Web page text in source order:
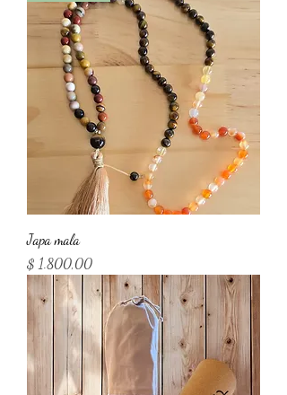
Japa mala
Precio
$ 1.800,00